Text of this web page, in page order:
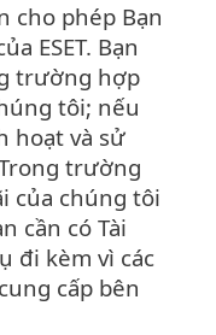
cho phép Bạn
ESET. Bạn
trường hợp
tôi; nếu
hoạt và sử
trường
của chúng tôi
cần có Tài
đi kèm vì các
cấp bên